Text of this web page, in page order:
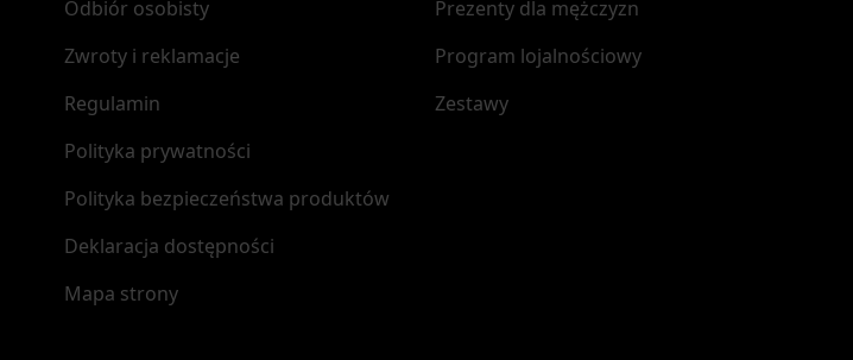
Odbiór osobisty
Zwroty i reklamacje
Regulamin
Polityka prywatności
Polityka bezpieczeństwa produktów
Deklaracja dostępności
Mapa strony
Prezenty dla mężczyzn
Program lojalnościowy
Zestawy